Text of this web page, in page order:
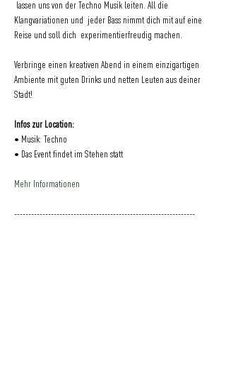
lassen uns von der Techno Musik leiten. All die
Klangvariationen und  jeder Bass nimmt dich mit auf eine
Reise und soll dich  experimentierfreudig machen.
Verbringe einen kreativen Abend in einem einzigartigen
Ambiente mit guten Drinks und netten Leuten aus deiner
Stadt!
Infos zur Location:
• Musik: Techno
• Das Event findet im Stehen statt
Mehr Informationen
----------------------------------------------------------------